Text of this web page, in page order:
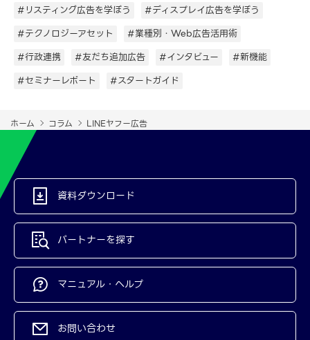
#リスティング広告を学ぼう
#ディスプレイ広告を学ぼう
#テクノロジーアセット
#業種別・Web広告活用術
#行政連携
#友だち追加広告 #インタビュー
#新機能
#セミナーレポート
#スタートガイド
ホーム コラム LINEヤフー広告
資料ダウンロード
パートナーを探す
マニュアル・ヘルプ
お問い合わせ